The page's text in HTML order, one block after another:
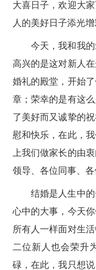
大喜日子，欢迎大
人的美好日子添光增
今天，我和我
高兴的是这对新人
婚礼的殿堂，开始
章；荣幸的是有这
了美好而又诚挚的
慰和快乐，在此，
上我们做家长的由
领导、各位同事、
结婚是人生中
心中的大事，今天
所有人一样面对生
二位新人也会荣升
碌，在此，我只想